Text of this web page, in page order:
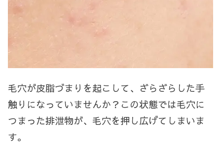
毛穴が皮脂づまりを起こして、ざらざらした手
触りになっていませんか？この状態では毛穴に
つまった排泄物が、毛穴を押し広げてしまいま
す。